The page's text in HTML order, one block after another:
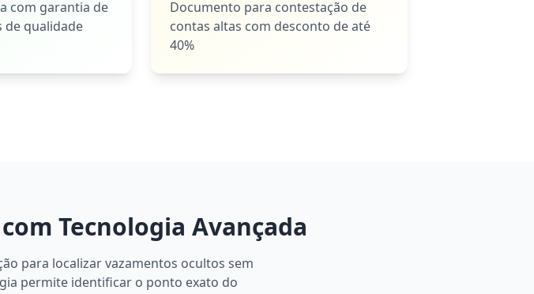
com garantia de
de qualidade
Documento para contestação de
contas altas com desconto de até
40%
Tecnologia Avançada
para localizar vazamentos ocultos sem
permite identificar o ponto exato do